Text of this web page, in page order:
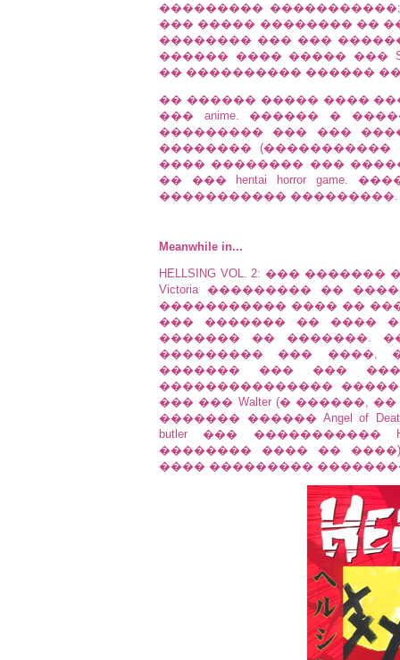
��������� �����������;
��� ����� �������� ��
�������� ��� ���
������ ���� ����� ���
�� ���������� ������
�� ������ ����� ����
��� anime. ������ �
��������� ��� ���
�������� (�����������
���� �������� ���
�� ��� hentai horror game.
����������� ���������.
Meanwhile in...
HELLSING VOL. 2: ���
Victoria ��������� ��
����������� ���� ��
��� ������� �� ����
������� �� �������.
��������� ��� ����,
������� ��� ���
���������������
��� ��� Walter (� ������,
������� ������ Angel of
butler ��� �����������
�������� ���� ��
���� ��������� ��������